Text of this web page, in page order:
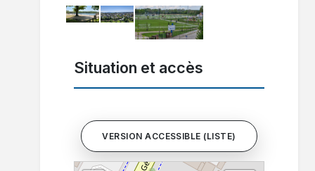
Situation et accès
VERSION ACCESSIBLE (LISTE)